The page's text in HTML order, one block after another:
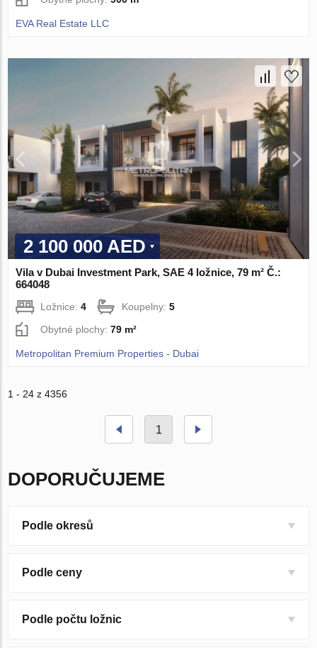
EVA Real Estate LLC
2 100 000 AED
Vila v Dubai Investment Park, SAE 4 ložnice, 79 m² Č.:
664048
Ložnice:4 Koupelny:5
Obytné plochy:79 m²
Metropolitan Premium Properties - Dubai
1 - 24 z 4356
1
DOPORUČUJEME
Podle okresů
Podle ceny
Podle počtu ložnic